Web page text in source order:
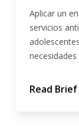
Aplicar un
servicios
Read Brief